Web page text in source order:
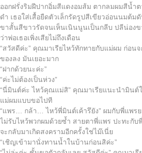
ออกฝรั่งริมฝีปากอิ่มสีแดงอมส้ม ตากลมผมสีน้ำ
ดำ เธอใส่เสื้อยืดตัวเล็กรัดรูปสีเขียวอ่อนนมต้ม
ขาสั้นสีขาวรัดจนเห็นเนินนูนเป็นกลีบ ปลีน่องข
ว่าพ่อเธอเพิ่งเสียไม่ถึงเดือน
“สวัสดีค่ะ” คุณมาเรียไหว้ทักทายกับแม่ผม ก่อน
ของลง มันเยอะมาก
“ฝากด้วยนะค่ะ”
“ค่ะไม่ต้องเป็นห่วง”
“นี่มินต์ค่ะ ไหว้คุณแม่สิ” คุณมาเรียแนะนำมินต์ใ
แม่ผมแบบขอไปที
“แพร… กล้า… ไหว้พี่มินต์เค้ารึยัง” ผมกับพี่แพรย
ไม่รับไหว้พวกผมด้วยซ้ำ สายตาพี่แพร ปะทะกับ
จะกลับมาเกิดสงครามอีกครั้งใช่ไม๊เนี่ย
“เชิญเข้ามานั่งทานน้ำในบ้านก่อนสิค่ะ”